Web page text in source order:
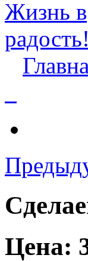
Цена: